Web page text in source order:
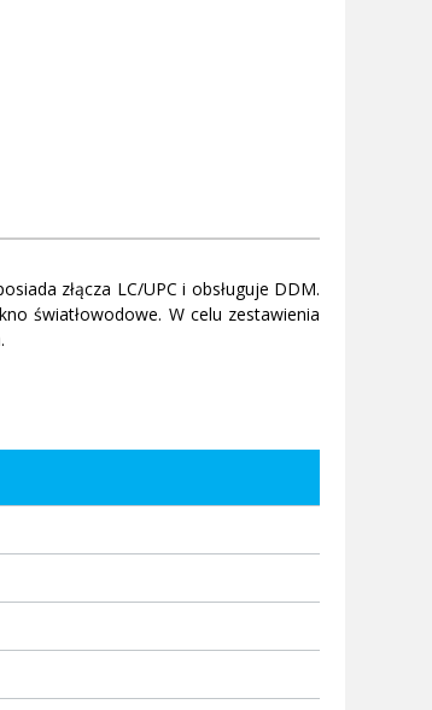
złącza LC/UPC i obsługuje DDM.
światłowodowe. W celu zestawienia